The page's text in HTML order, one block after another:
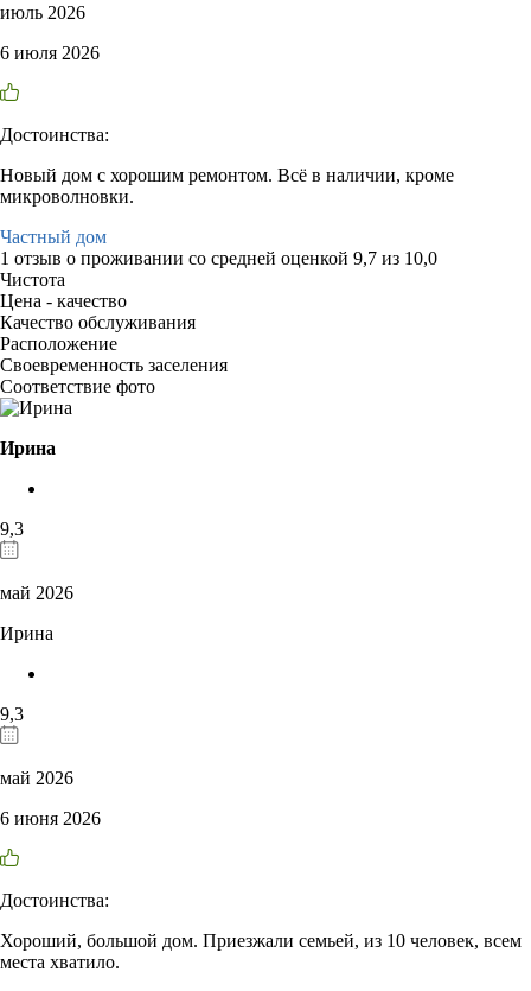
июль 2026
6 июля 2026
Достоинства:
Новый дом с хорошим ремонтом. Всё в наличии, кроме
микроволновки.
Частный дом
1 отзыв о проживании со средней оценкой 9,7 из 10,0
Чистота
Цена - качество
Качество обслуживания
Расположение
Своевременность заселения
Соответствие фото
Ирина
9,3
май 2026
Ирина
9,3
май 2026
6 июня 2026
Достоинства:
Хороший, большой дом. Приезжали семьей, из 10 человек, всем
места хватило.